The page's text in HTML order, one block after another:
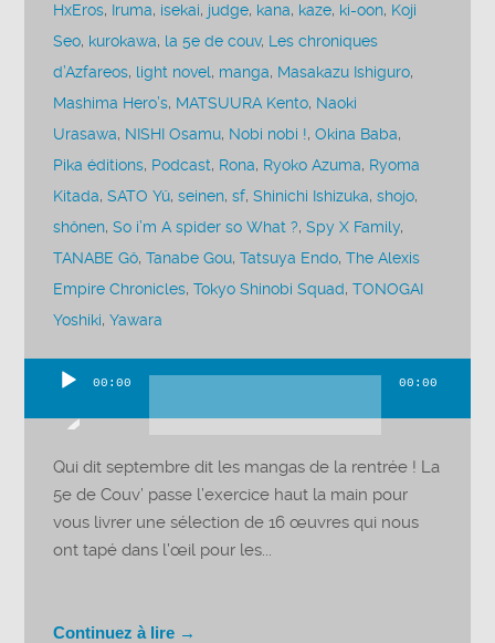
HxEros, Iruma, isekai, judge, kana, kaze, ki-oon, Koji
Seo, kurokawa, la 5e de couv, Les chroniques
d’Azfareos, light novel, manga, Masakazu Ishiguro,
Mashima Hero’s, MATSUURA Kento, Naoki
Urasawa, NISHI Osamu, Nobi nobi !,Okina Baba,
Pika éditions, Podcast, Rona, Ryoko Azuma, Ryoma
Kitada,SATO Yû,seinen,sf,Shinichi Ishizuka,shojo,
shônen,So i’m A spider so What ?,Spy X Family,
TANABE Gô,Tanabe Gou,Tatsuya Endo,The Alexis
Empire Chronicles,Tokyo Shinobi Squad,TONOGAI
Yoshiki,Yawara
audio
00:00 00:00
Qui dit septembre dit les mangas de la rentrée ! La
5e de Couv’ passe l’exercice haut la main pour
vous livrer une sélection de 16 œuvres qui nous
ont tapé dans l’œil pour les...
Continuez à lire →